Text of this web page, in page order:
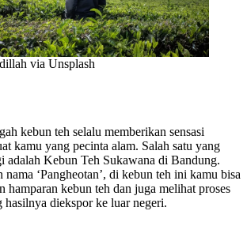
via Unsplash
kebun teh selalu memberikan sensasi
kamu yang pecinta alam. Salah satu yang
adalah Kebun Teh Sukawana di Bandung.
‘Pangheotan’, di kebun teh ini kamu bisa
hamparan kebun teh dan juga melihat proses
hasilnya diekspor ke luar negeri.